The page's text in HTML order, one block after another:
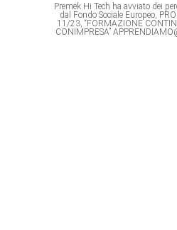
Premek Hi Tech ha avviato dei
dal Fondo Sociale Europeo,
11/23, “FORMAZIONE
CONIMPRESA”